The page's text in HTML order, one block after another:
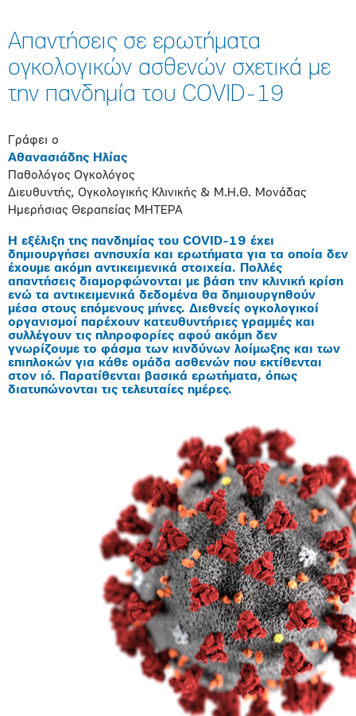
Απαντήσεις σε ερωτήματα
ογκολογικών ασθενών σχετικά με
την πανδημία του COVID-19
Γράφει ο
Αθανασιάδης Ηλίας
Παθολόγος Ογκολόγος
Διευθυντής, Ογκολογικής Κλινικής & Μ.Η.Θ. Μονάδας
Ημερήσιας Θεραπείας ΜΗΤΕΡΑ
Η εξέλιξη της πανδημίας του COVID-19 έχει
δημιουργήσει ανησυχία και ερωτήματα για τα οποία δεν
έχουμε ακόμη αντικειμενικά στοιχεία. Πολλές
απαντήσεις διαμορφώνονται με βάση την κλινική κρίση
ενώ τα αντικειμενικά δεδομένα θα δημιουργηθούν
μέσα στους επόμενους μήνες. Διεθνείς ογκολογικοί
οργανισμοί παρέχουν κατευθυντήριες γραμμές και
συλλέγουν τις πληροφορίες αφού ακόμη δεν
γνωρίζουμε το φάσμα των κινδύνων λοίμωξης και των
επιπλοκών για κάθε ομάδα ασθενών που εκτίθενται
στον ιό. Παρατίθενται βασικά ερωτήματα, όπως
διατυπώνονται τις τελευταίες ημέρες.